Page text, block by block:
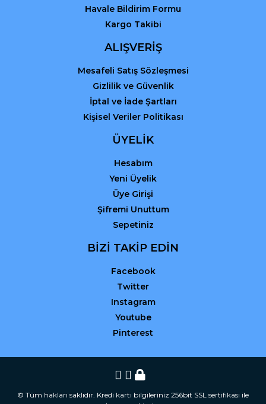
Havale Bildirim Formu
Kargo Takibi
ALIŞVERİŞ
Mesafeli Satış Sözleşmesi
Gizlilik ve Güvenlik
İptal ve İade Şartları
Kişisel Veriler Politikası
ÜYELİK
Hesabım
Yeni Üyelik
Üye Girişi
Şifremi Unuttum
Sepetiniz
BİZİ TAKİP EDİN
Facebook
Twitter
Instagram
Youtube
Pinterest
© Tüm hakları saklıdır. Kredi kartı bilgileriniz 256bit SSL sertifikası ile